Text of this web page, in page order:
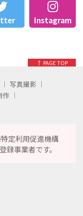
Instagram
↑ PAGE TOP
写真撮影
作
定利用促進機構
録事業者です。